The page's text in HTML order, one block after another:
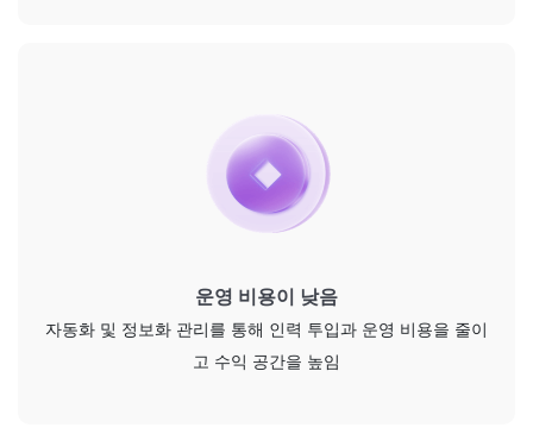
운영 비용이 낮음
자동화 및 정보화 관리를 통해 인력 투입과 운영 비용을 줄이
고 수익 공간을 높임